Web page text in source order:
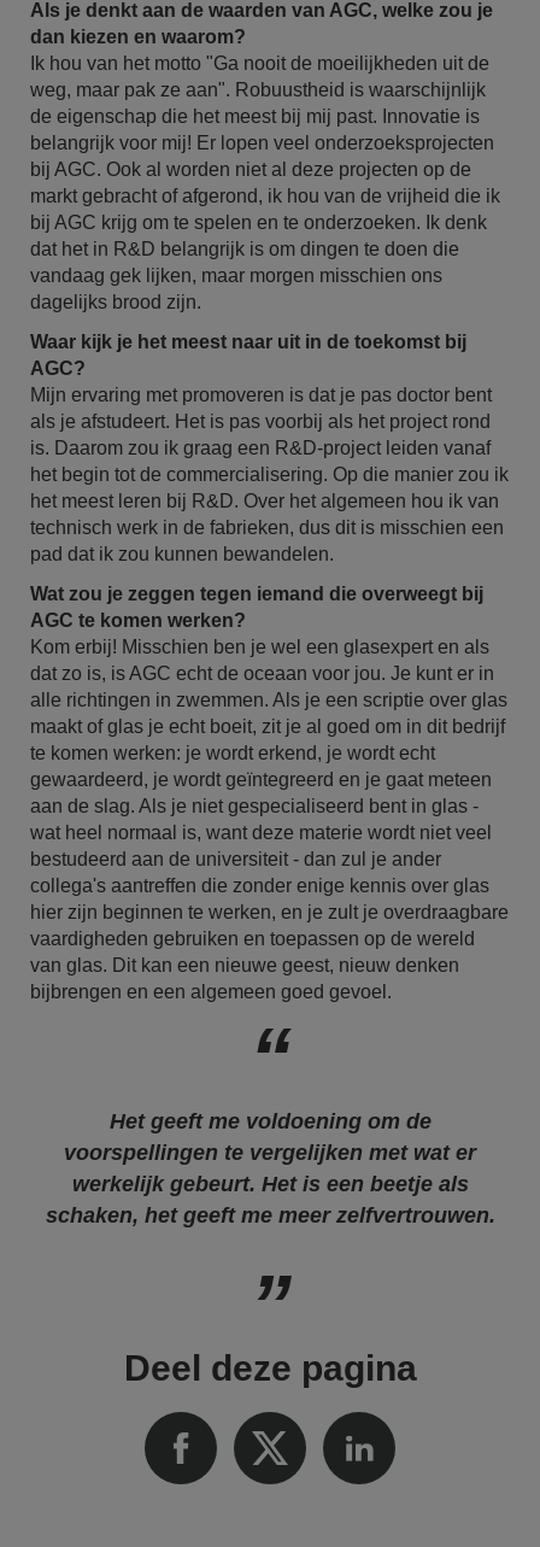
Als je denkt aan de waarden van AGC, welke zou je
dan kiezen en waarom?
Ik hou van het motto "Ga nooit de moeilijkheden uit de
weg, maar pak ze aan". Robuustheid is waarschijnlijk
de eigenschap die het meest bij mij past. Innovatie is
belangrijk voor mij! Er lopen veel onderzoeksprojecten
bij AGC. Ook al worden niet al deze projecten op de
markt gebracht of afgerond, ik hou van de vrijheid die ik
bij AGC krijg om te spelen en te onderzoeken. Ik denk
dat het in R&D belangrijk is om dingen te doen die
vandaag gek lijken, maar morgen misschien ons
dagelijks brood zijn.
Waar kijk je het meest naar uit in de toekomst bij
AGC?
Mijn ervaring met promoveren is dat je pas doctor bent
als je afstudeert. Het is pas voorbij als het project rond
is. Daarom zou ik graag een R&D-project leiden vanaf
het begin tot de commercialisering. Op die manier zou ik
het meest leren bij R&D. Over het algemeen hou ik van
technisch werk in de fabrieken, dus dit is misschien een
pad dat ik zou kunnen bewandelen.
Wat zou je zeggen tegen iemand die overweegt bij
AGC te komen werken?
Kom erbij! Misschien ben je wel een glasexpert en als
dat zo is, is AGC echt de oceaan voor jou. Je kunt er in
alle richtingen in zwemmen. Als je een scriptie over glas
maakt of glas je echt boeit, zit je al goed om in dit bedrijf
te komen werken: je wordt erkend, je wordt echt
gewaardeerd, je wordt geïntegreerd en je gaat meteen
aan de slag. Als je niet gespecialiseerd bent in glas -
wat heel normaal is, want deze materie wordt niet veel
bestudeerd aan de universiteit - dan zul je ander
collega's aantreffen die zonder enige kennis over glas
hier zijn beginnen te werken, en je zult je overdraagbare
vaardigheden gebruiken en toepassen op de wereld
van glas. Dit kan een nieuwe geest, nieuw denken
bijbrengen en een algemeen goed gevoel.
Het geeft me voldoening om de
voorspellingen te vergelijken met wat er
werkelijk gebeurt. Het is een beetje als
schaken, het geeft me meer zelfvertrouwen.
Deel deze pagina